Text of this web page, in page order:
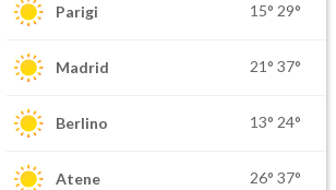
Parigi 15° 29°
Madrid 21° 37°
Berlino 13° 24°
Atene 26° 37°